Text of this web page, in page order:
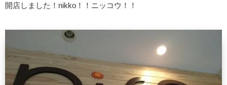
開店しました！nikko！！ニッコウ！！